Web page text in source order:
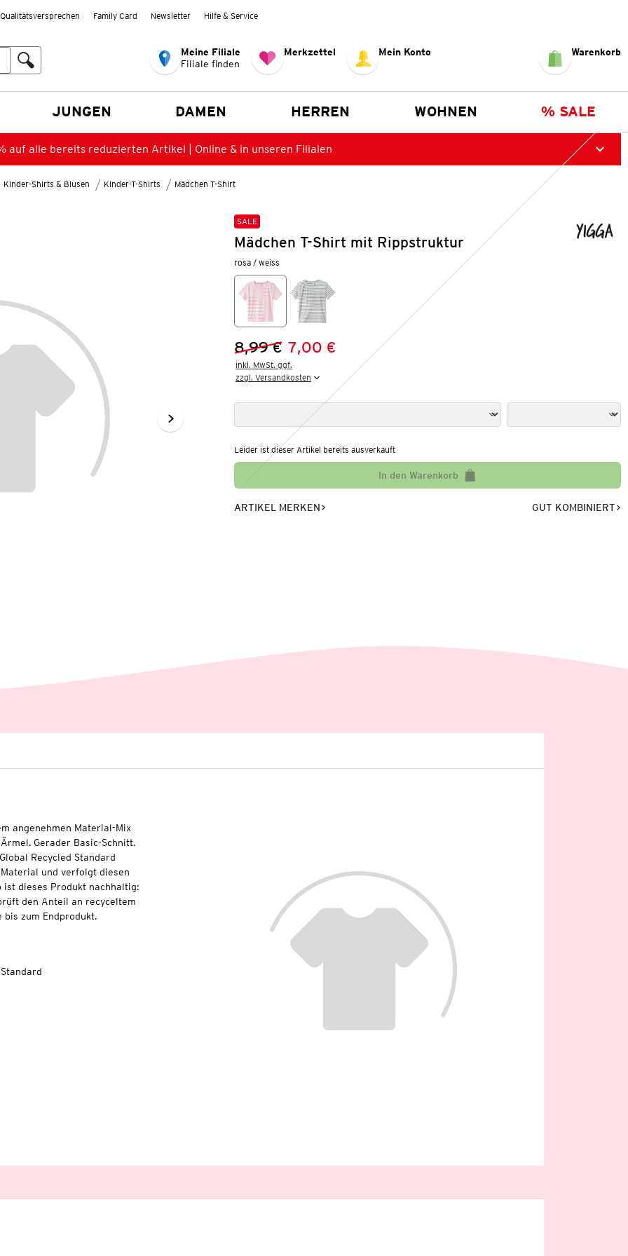
Qualitätsversprechen Family Card Newsletter Hilfe & Service
Meine Filiale
Filiale finden
Merkzettel Mein Konto Warenkorb
JUNGEN DAMEN HERREN WOHNEN % SALE
auf alle bereits reduzierten Artikel | Online & in unseren Filialen
Kinder-Shirts & Blusen Kinder-T-Shirts Mädchen T-Shirt
SALE
Mädchen T-Shirt mit Rippstruktur
rosa / weiss
Vorheriger Preis:
8,99 €
Neuer Preis:
7,00 €
inkl. MwSt. ggf.
zzgl. Versandkosten
Leider ist dieser Artikel bereits ausverkauft
In den Warenkorb
ARTIKEL MERKEN GUT KOMBINIERT
angenehmen Material-Mix
Gerader Basic-Schnitt.
Recycled Standard
und verfolgt diesen
ist dieses Produkt nachhaltig:
den Anteil an recyceltem
zum Endprodukt.